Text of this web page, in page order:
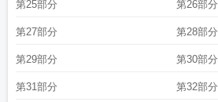
第25部分 第26部分
第27部分 第28部分
第29部分 第30部分
第31部分 第32部分